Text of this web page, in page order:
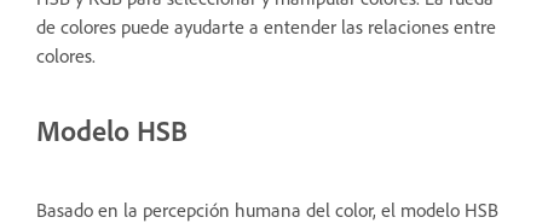
de colores puede ayudarte a entender las relaciones entre
colores.
Modelo HSB
Basado en la percepción humana del color, el modelo HSB